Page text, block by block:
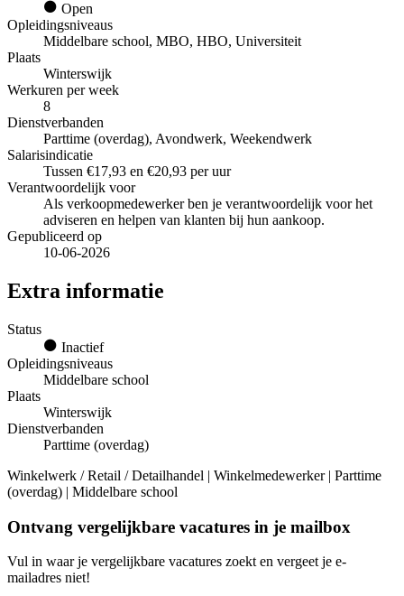
Open
Opleidingsniveaus
Middelbare school, MBO, HBO, Universiteit
Plaats
Winterswijk
Werkuren per week
8
Dienstverbanden
Parttime (overdag), Avondwerk, Weekendwerk
Salarisindicatie
Tussen €17,93 en €20,93 per uur
Verantwoordelijk voor
Als verkoopmedewerker ben je verantwoordelijk voor het
adviseren en helpen van klanten bij hun aankoop.
Gepubliceerd op
10-06-2026
Extra informatie
Status
Inactief
Opleidingsniveaus
Middelbare school
Plaats
Winterswijk
Dienstverbanden
Parttime (overdag)
Winkelwerk / Retail / Detailhandel | Winkelmedewerker | Parttime
(overdag) | Middelbare school
Ontvang vergelijkbare vacatures in je mailbox
Vul in waar je vergelijkbare vacatures zoekt en vergeet je e-
mailadres niet!